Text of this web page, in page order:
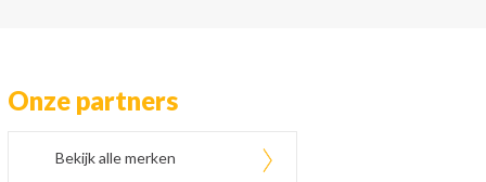
Onze partners
Bekijk alle merken